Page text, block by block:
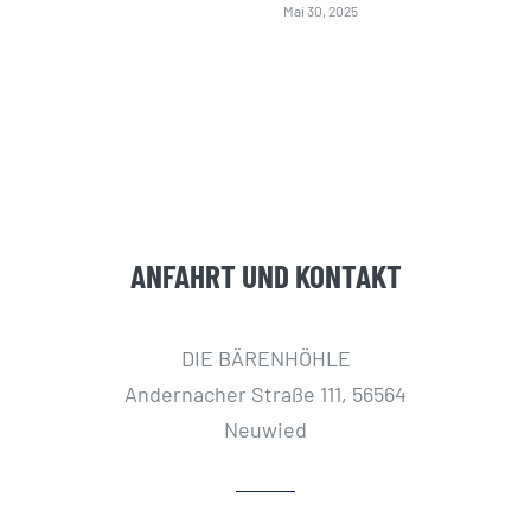
Mai 30, 2025
ANFAHRT UND KONTAKT
DIE BÄRENHÖHLE
Andernacher Straße 111, 56564
Neuwied